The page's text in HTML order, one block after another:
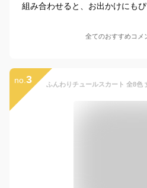
組み合わせると、お出かけにもぴ
全てのおすすめコメ
no. 3